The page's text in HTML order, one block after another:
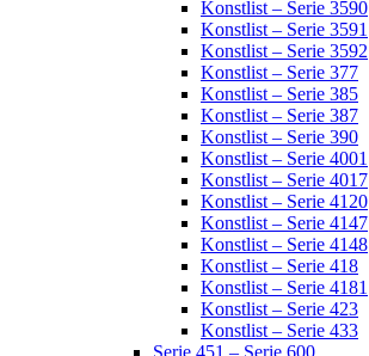
Konstlist – Serie 3590
Konstlist – Serie 3591
Konstlist – Serie 3592
Konstlist – Serie 377
Konstlist – Serie 385
Konstlist – Serie 387
Konstlist – Serie 390
Konstlist – Serie 4001
Konstlist – Serie 4017
Konstlist – Serie 4120
Konstlist – Serie 4147
Konstlist – Serie 4148
Konstlist – Serie 418
Konstlist – Serie 4181
Konstlist – Serie 423
Konstlist – Serie 433
Serie 451 – Serie 600